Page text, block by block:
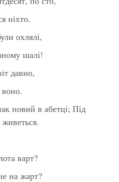
ніхто.
охлялі,
шалі!
давно,
новий в абетці; Під
варт?
на жарт?